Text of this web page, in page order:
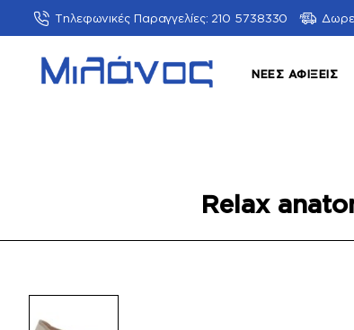
Τηλεφωνικές Παραγγελίες: 210 5738330
ΝΈΕΣ ΑΦΊΞΕΙΣ
Relax